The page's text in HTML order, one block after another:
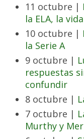
11 octubre |
la ELA, la
10 octubre |
la Serie A
9 octubre |
respuestas
confundir
8 octubre |
7 octubre |
Murthy y